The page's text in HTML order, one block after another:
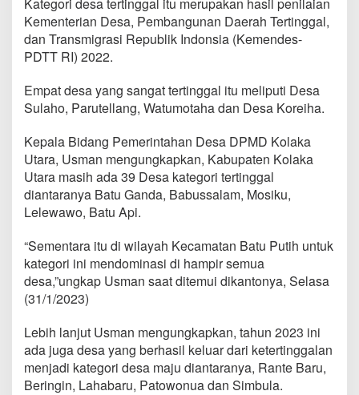
Kementerian Desa, Pembangunan Daerah Tertinggal,
dan Transmigrasi Republik Indonsia (Kemendes-
PDTT RI) 2022.
Empat desa yang sangat tertinggal itu meliputi Desa
Sulaho, Parutellang, Watumotaha dan Desa Koreiha.
Kepala Bidang Pemerintahan Desa DPMD Kolaka
Utara, Usman mengungkapkan, Kabupaten Kolaka
Utara masih ada 39 Desa kategori tertinggal
diantaranya Batu Ganda, Babussalam, Mosiku,
Lelewawo, Batu Api.
“Sementara itu di wilayah Kecamatan Batu Putih untuk
kategori ini mendominasi di hampir semua
desa,”ungkap Usman saat ditemui dikantonya, Selasa
(31/1/2023)
Lebih lanjut Usman mengungkapkan, tahun 2023 ini
ada juga desa yang berhasil keluar dari ketertinggalan
menjadi kategori desa maju diantaranya, Rante Baru,
Beringin, Lahabaru, Patowonua dan Simbula.